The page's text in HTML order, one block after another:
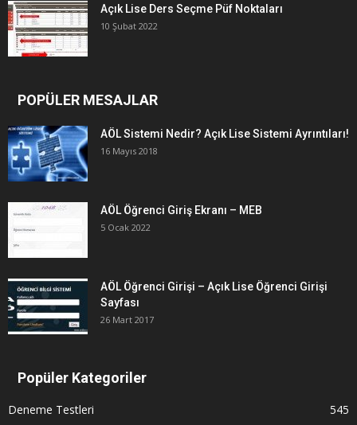
Açık Lise Ders Seçme Püf Noktaları
10 Şubat 2022
POPÜLER MESAJLAR
AÖL Sistemi Nedir? Açık Lise Sistemi Ayrıntıları!
16 Mayıs 2018
AÖL Öğrenci Giriş Ekranı – MEB
5 Ocak 2022
AÖL Öğrenci Girişi – Açık Lise Öğrenci Girişi
Sayfası
26 Mart 2017
Popüler Kategoriler
Deneme Testleri
545